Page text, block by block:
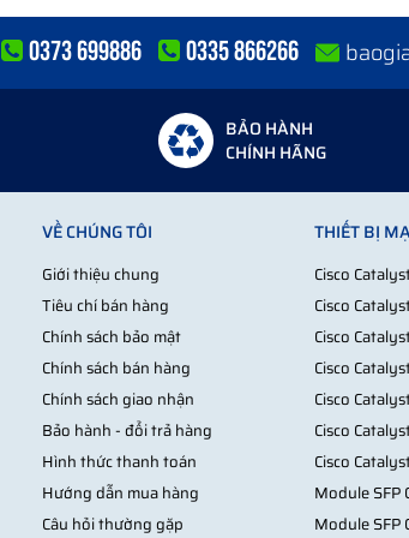
0373 699886 0335 866266
BẢO HÀNH
CHÍNH HÃNG
VỀ CHÚNG TÔI
Giới thiệu chung
Tiêu chí bán hàng
Chính sách bảo mật
Chính sách bán hàng
Chính sách giao nhận
Bảo hành - đổi trả hàng
Hình thức thanh toán
Hướng dẫn mua hàng
Câu hỏi thường gặp
THIẾT BỊ
Cisco
Cisco
Cisco
Cisco
Cisco
Cisco
Cisco
Module SFP
Module SFP